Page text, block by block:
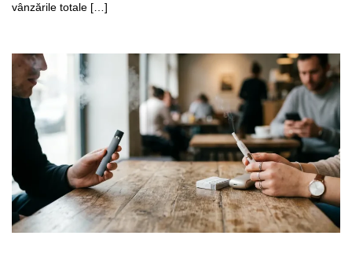
vânzările totale […]